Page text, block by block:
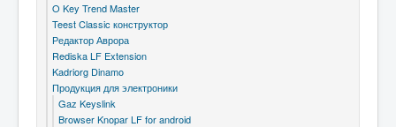
O Key Trend Master
Teest Classic конструктор
Редактор Аврора
Rediska LF Extension
Kadriorg Dinamo
Продукция для электроники
Gaz Keyslink
Browser Knopar LF for android